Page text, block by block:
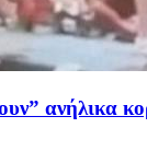
ανήλικα